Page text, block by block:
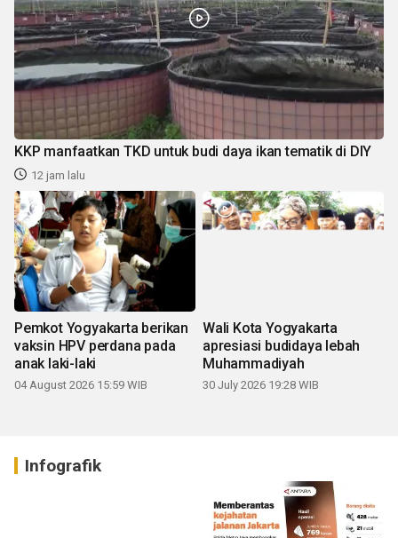
KKP manfaatkan TKD untuk budi daya ikan tematik di DIY
12 jam lalu
Pemkot Yogyakarta berikan
vaksin HPV perdana pada
anak laki-laki
04 August 2026 15:59 WIB
Wali Kota Yogyakarta
apresiasi budidaya lebah
Muhammadiyah
30 July 2026 19:28 WIB
Infografik